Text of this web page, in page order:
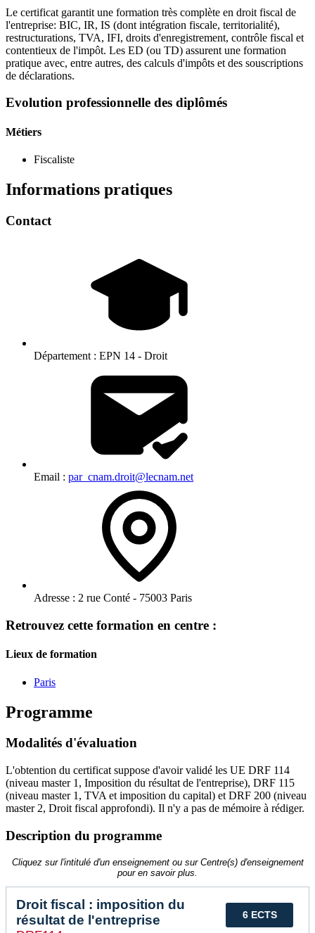
Le certificat garantit une formation très complète en droit fiscal de
l'entreprise: BIC, IR, IS (dont intégration fiscale, territorialité),
restructurations, TVA, IFI, droits d'enregistrement, contrôle fiscal et
contentieux de l'impôt. Les ED (ou TD) assurent une formation
pratique avec, entre autres, des calculs d'impôts et des souscriptions
de déclarations.
Evolution professionnelle des diplômés
Métiers
Fiscaliste
Informations pratiques
Contact
Département : EPN 14 - Droit
Email : par_cnam.droit@lecnam.net
Adresse : 2 rue Conté - 75003 Paris
Retrouvez cette formation en centre :
Lieux de formation
Paris
Programme
Modalités d'évaluation
L'obtention du certificat suppose d'avoir validé les UE DRF 114
(niveau master 1, Imposition du résultat de l'entreprise), DRF 115
(niveau master 1, TVA et imposition du capital) et DRF 200 (niveau
master 2, Droit fiscal approfondi). Il n'y a pas de mémoire à rédiger.
Description du programme
Cliquez sur l'intitulé d'un enseignement ou sur Centre(s) d'enseignement
pour en savoir plus.
6 ECTS
Droit fiscal : imposition du
résultat de l'entreprise